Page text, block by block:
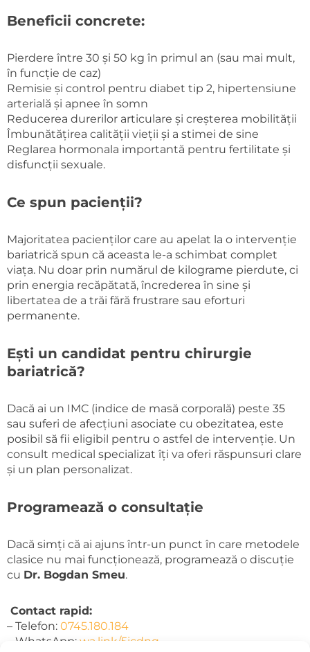
Beneficii concrete:
Pierdere între 30 și 50 kg în primul an (sau mai mult,
în funcție de caz)
Remisie și control pentru diabet tip 2, hipertensiune
arterială și apnee în somn
Reducerea durerilor articulare și creșterea mobilității
Îmbunătățirea calității vieții și a stimei de sine
Reglarea hormonala importantă pentru fertilitate și
disfuncții sexuale.
Ce spun pacienții?
Majoritatea pacienților care au apelat la o intervenție
bariatrică spun că aceasta le-a schimbat complet
viața. Nu doar prin numărul de kilograme pierdute, ci
prin energia recăpătată, încrederea în sine și
libertatea de a trăi fără frustrare sau eforturi
permanente.
Ești un candidat pentru chirurgie
bariatrică?
Dacă ai un IMC (indice de masă corporală) peste 35
sau suferi de afecțiuni asociate cu obezitatea, este
posibil să fii eligibil pentru o astfel de intervenție. Un
consult medical specializat îți va oferi răspunsuri clare
și un plan personalizat.
Programează o consultație
Dacă simți că ai ajuns într-un punct în care metodele
clasice nu mai funcționează, programează o discuție
cu Dr. Bogdan Smeu.
Contact rapid:
– Telefon: 0745.180.184
– WhatsApp: wa.link/5icdnq